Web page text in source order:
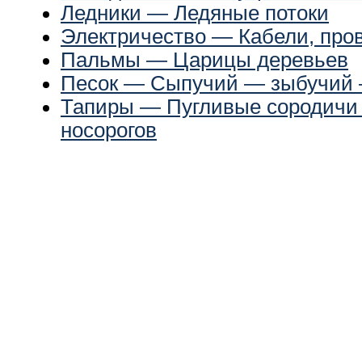
Ледники — Ледяные потоки
Электричество — Кабели,
Пальмы — Царицы деревьев
Песок — Сыпучий — зыбучий
Тапиры — Пугливые
носорогов